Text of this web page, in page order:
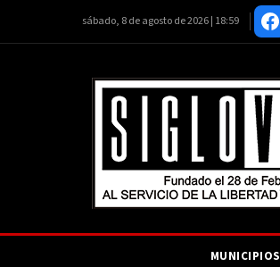
sábado, 8 de agosto de 2026 | 18:59
MUNICIPIOS